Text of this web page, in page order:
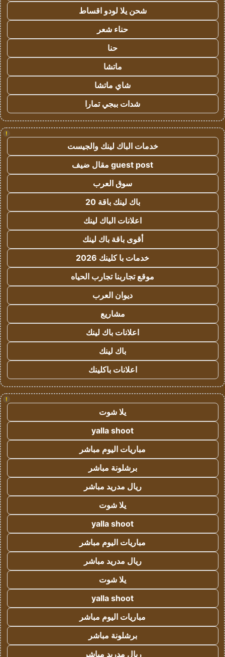
شحن يلا لودو اقساط
حناء شعر
حنا
ماتشا
شاي ماتشا
شدات ببجي تمارا
!
خدمات الباك لينك والجيست
guest post مقال ضيف
سوق العرب
باك لينك باقة 20
اعلانات الباك لينك
أقوى باقة باك لينك
خدمات با كلينك 2026
موقع تجاربنا تجارب الحياه
ديوان العرب
مشاريع
اعلانات باك لينك
باك لينك
اعلانات باكلينك
!
يلا شوت
yalla shoot
مباريات اليوم مباشر
برشلونة مباشر
ريال مدريد مباشر
يلا شوت
yalla shoot
مباريات اليوم مباشر
ريال مدريد مباشر
يلا شوت
yalla shoot
مباريات اليوم مباشر
برشلونة مباشر
ريال مدريد مباشر